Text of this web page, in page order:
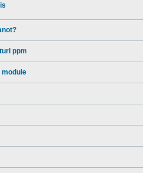
ppm
module